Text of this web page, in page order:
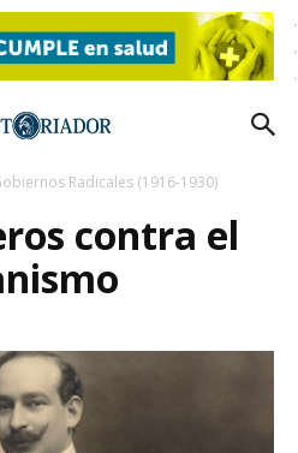
Radicales (1916-1930)
contra el